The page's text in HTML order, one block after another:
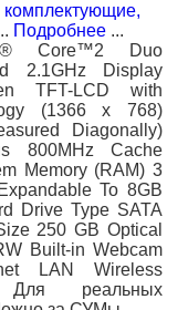
Подробнее ...
Core™2 Duo
2.1GHz Display
TFT-LCD with
(1366 x 768)
Diagonally)
800MHz Cache
Memory (RAM) 3
To 8GB
Drive Type SATA
250 GB Optical
Built-in Webcam
LAN Wireless
Для реальных